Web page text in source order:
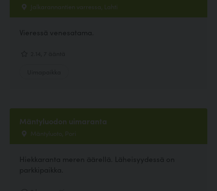
Jalkarannantien varressa, Lahti
Vieressä venesatama.
Mäntyluodon uimaranta
Mäntyluoto, Pori
Hiekkaranta meren äärellä. Läheisyydessä on
parkkipaikka.